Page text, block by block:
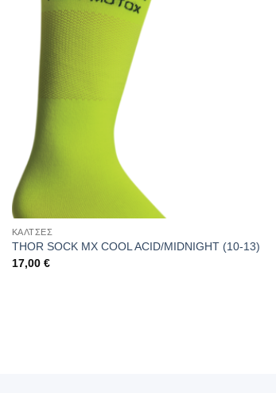
ΚΑΛΤΣΕΣ
THOR SOCK MX COOL ACID/MIDNIGHT (10-13)
17,00 €